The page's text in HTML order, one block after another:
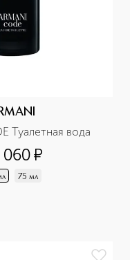
Туалетная вода
060¤
75 мл